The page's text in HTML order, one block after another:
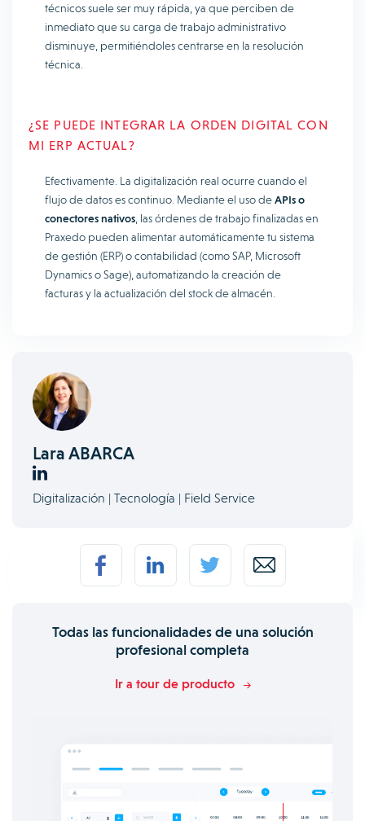
técnicos suele ser muy rápida, ya que perciben de
inmediato que su carga de trabajo administrativo
disminuye, permitiéndoles centrarse en la resolución
técnica.
¿SE PUEDE INTEGRAR LA ORDEN DIGITAL CON
MI ERP ACTUAL?
Efectivamente. La digitalización real ocurre cuando el
flujo de datos es continuo. Mediante el uso deAPIs o
conectores nativos , las órdenes de trabajo finalizadas en
Praxedo pueden alimentar automáticamente tu sistema
de gestión (ERP) o contabilidad (como SAP, Microsoft
Dynamics o Sage), automatizando la creación de
facturas y la actualización del stock de almacén.
Lara ABARCA
Digitalización | Tecnología | Field Service
Todas las funcionalidades de una solución
profesional completa
Ir a tour de producto